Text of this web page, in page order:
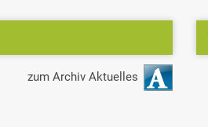
zum Archiv Aktuelles